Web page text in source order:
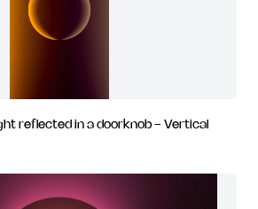
reflected in a doorknob - Vertical